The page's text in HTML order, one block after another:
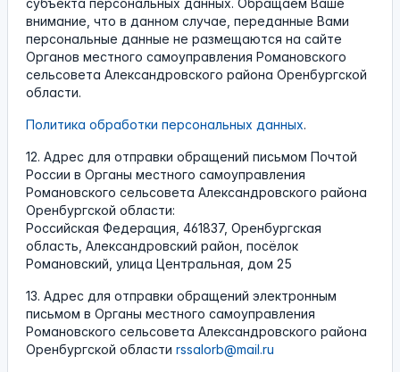
субъекта персональных данных. Обращаем Ваше
внимание, что в данном случае, переданные Вами
персональные данные не размещаются на сайте
Органов местного самоуправления Романовского
сельсовета Александровского района Оренбургской
области.
Политика обработки персональных данных.
12. Адрес для отправки обращений письмом Почтой
России в Органы местного самоуправления
Романовского сельсовета Александровского района
Оренбургской области:
Российская Федерация, 461837, Оренбургская
область, Александровский район, посёлок
Романовский, улица Центральная, дом 25
13. Адрес для отправки обращений электронным
письмом в Органы местного самоуправления
Романовского сельсовета Александровского района
Оренбургской области rssalorb@mail.ru